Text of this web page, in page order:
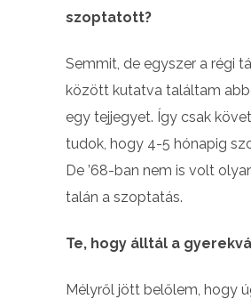
szoptatott?
Semmit, de egyszer a régi
között kutatva találtam
egy tejjegyet. Így csak
tudok, hogy 4-5 hónapig
De ’68-ban nem is volt
talán a szoptatás.
Te, hogy álltál a
Mélyről jött belőlem, hogy